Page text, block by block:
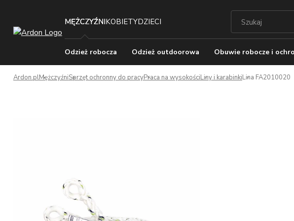
MĘŻCZYŹNIKOBIETYDZIECI
Odzież robocza Odzież outdoorowa Obuwie robocze i
Ardon.plMężczyźniSprzęt ochronny do pracyPraca na wysokościLiny i karabinkiLina FA2010020